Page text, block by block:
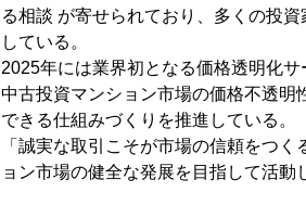
る相談 が寄せられており、多くの投
している。
2025年には業界初となる価格透明化サ
中古投資マンション市場の価格不透明
できる仕組みづくりを推進している。
「誠実な取引こそが市場の信頼をつ
ョン市場の健全な発展を目指して活動